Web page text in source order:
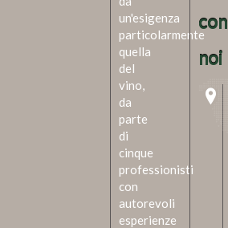
un'esigenza
particolarmente
quella
del
vino,
da
parte
di
cinque
professionisti
con
autorevoli
esperienze
con
noi